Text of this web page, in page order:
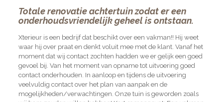
Totale renovatie achtertuin zodat er een
onderhoudsvriendelijk geheel is ontstaan.
Xterieur is een bedrijf dat beschikt over een vakman!! Hij weet
waar hij over praat en denkt voluit mee met de klant. Vanaf het
moment dat wij contact zochten hadden we er gelijk een goed
gevoel bij. Van het moment van opname tot uitvoering goed
contact onderhouden. In aanloop en tijdens de uitvoering
veelvuldig contact over het plan van aanpak en de
mogelijkheden/verwachtingen. Onze tuin is geworden zoals